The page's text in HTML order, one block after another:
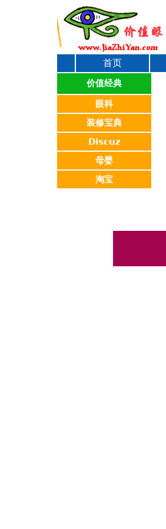
首页
价值经典
眼科
装修宝典
Discuz
母婴
淘宝